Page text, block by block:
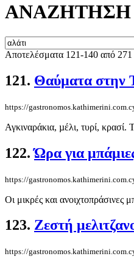
ΑΝΑΖΗΤΗΣΗ
Αποτελέσματα 121-140 από 271
121. Θαύµατα στην
https://
Αγκιναράκια, µέλι, τυρί,
122.Ώρα για
https://
Οι μικρές και ανοιχτοπράσινες
123. Ζεστή
https://